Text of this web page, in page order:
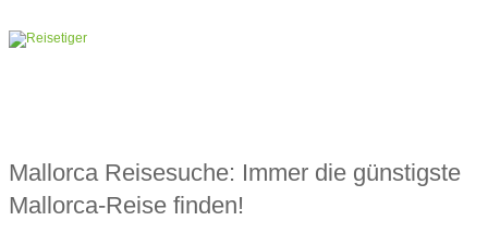
Mallorca Reisesuche: Immer die günstigste
Mallorca-Reise finden!